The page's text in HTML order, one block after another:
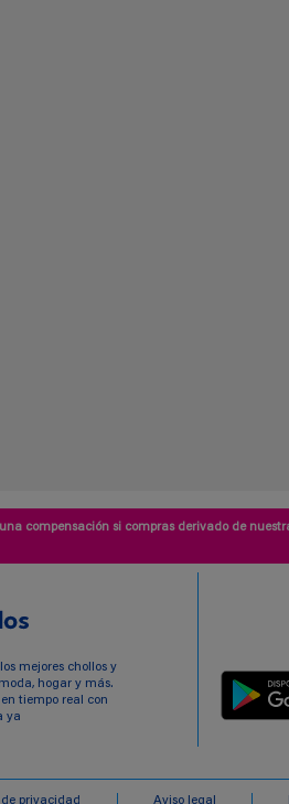
compensación si compras derivado de
mejores chollos y
hogar y más.
tiempo real con
ya
privacidad Aviso legal